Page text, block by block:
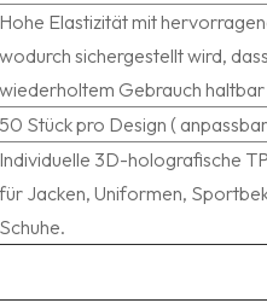
Hohe Elastizität mit
wodurch sichergestellt wird,
wiederholtem Gebrauch haltbar
50 Stück pro Design (
Individuelle 3D-holografische
für Jacken, Uniformen,
Schuhe.